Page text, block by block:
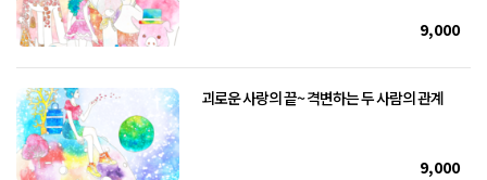
9,000
괴로운 사랑의 끝~ 격변하는 두 사람의 관계
9,000